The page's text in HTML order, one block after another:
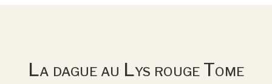
La dague au Lys rouge Tome